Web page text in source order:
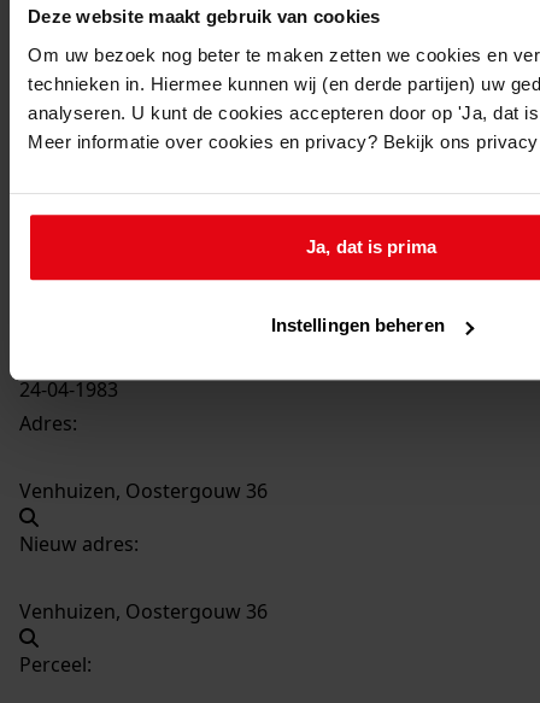
Deze website maakt gebruik van cookies
Om uw bezoek nog beter te maken zetten we cookies en
technieken in. Hiermee kunnen wij (en derde partijen) uw
analyseren. U kunt de cookies accepteren door op 'Ja, dat
Meer informatie over cookies en privacy? Bekijk ons
Ja, dat is prima
Instellingen beheren
Inventaris
Oostergouw
3896Vernieuwen woning, 1983
Datering:
Beschrijving:
24-04-1983
Adres:
Venhuizen, Oostergouw 36
Nieuw adres:
Venhuizen, Oostergouw 36
Perceel: